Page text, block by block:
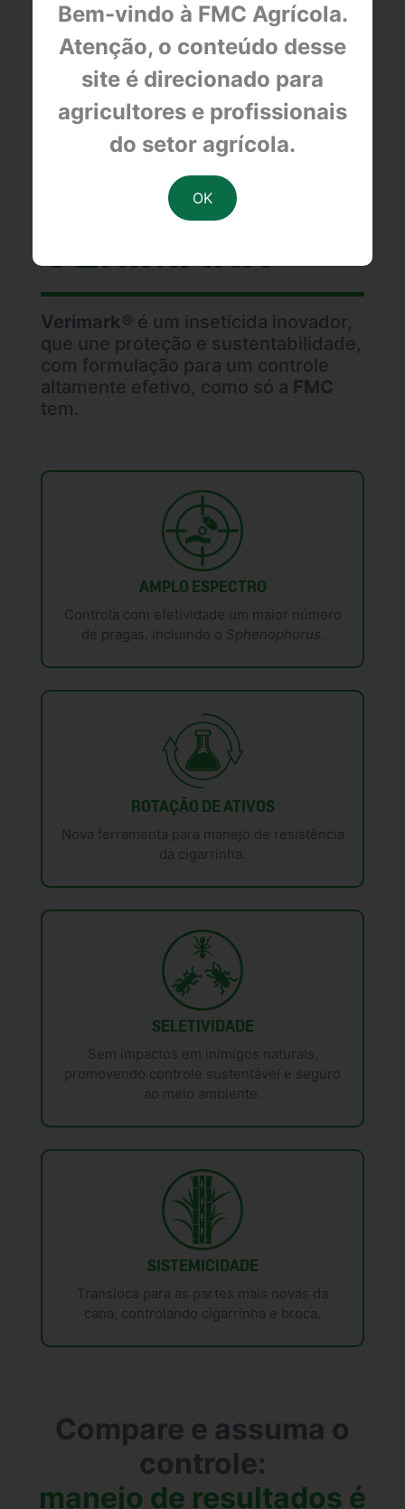
Bem-vindo à FMC Agrícola.
Atenção, o conteúdo desse
site é direcionado para
agricultores e profissionais
do setor agrícola.
Cigarrinha-das-raízes (Mahanarva fimbriolata).
CIGARRINHA E
BROCA NA
CANA?
VAI NO V DE
VERIMARK®
Verimark® é um inseticida inovador,
que une proteção e sustentabilidade,
com formulação para um controle
altamente efetivo, como só a FMC
tem.
AMPLO ESPECTRO
Controla com efetividade um maior número
de pragas, incluindo o Sphenophorus
ROTAÇÃO DE ATIVOS
Nova ferramenta para manejo de resistência
da cigarrinha.
SELETIVIDADE
Sem impactos em inimigos naturais,
promovendo controle sustentável e seguro
ao meio ambiente.
SISTEMICIDADE
Transloca para as partes mais novas da
cana, controlando cigarrinha e broca.
Compare e assuma o
controle:
manejo de resultados é